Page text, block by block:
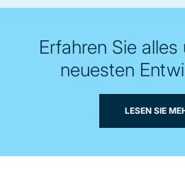
Erfahren Sie
neuesten
LESEN SIE